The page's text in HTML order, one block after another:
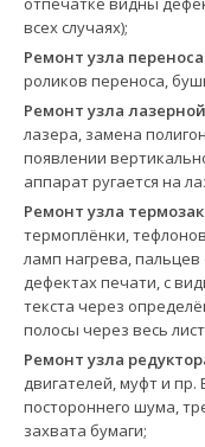
всех случаях);
Ремонт узла
роликов переноса,
Ремонт узла
лазера, замена
появлении
аппарат ругается на
Ремонт узла
термоплёнки,
ламп нагрева, пальцев
дефектах печати, с
текста через
полосы через весь
Ремонт узла
двигателей, муфт и
постороннего шума,
захвата бумаги;